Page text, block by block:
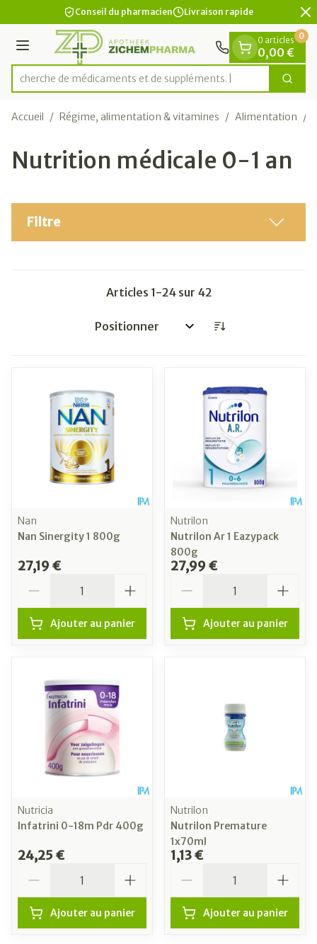
Aller au contenu
2 de 2Conseil du pharmacien Livraison rapide
Menu
Rechercher
Recherche de médicament
0 articles
0,00 €
0
Accueil / Régime, alimentation & vitamines / Alimentation /
Nutrition médicale 0-1 an
Filtre
Articles 1-24sur 42
Trier par:
Nan
Nan Sinergity 1 800g
27,19 €
Ajouter au panier
Nutrilon
Nutrilon Ar 1 Eazypack
800g
27,99 €
Ajouter au panier
Nutricia
Infatrini 0-18m Pdr 400g
24,25 €
Ajouter au panier
Nutrilon
Nutrilon Premature
1x70ml
1,13 €
Ajouter au panier